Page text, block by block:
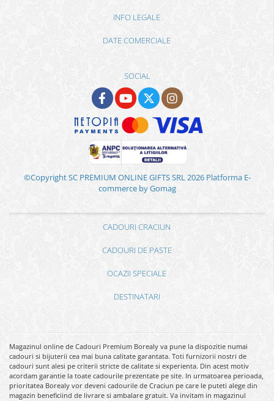
INFO LEGALE
DATE COMERCIALE
SOCIAL
©Copyright SC PREMIUM ONLINE GIFTS SRL 2026 Platforma E-
commerce by Gomag
CADOURI CRACIUN
CADOURI DE PASTE
OCAZII SPECIALE
DESTINATARI
Magazinul online de Cadouri Premium Borealy va pune la dispozitie numai
cadouri si bijuterii cea mai buna calitate garantata. Toti furnizorii nostri de
cadouri sunt alesi pe criterii stricte de calitate si experienta. Din acest motiv
acordam garantie la toate cadourile prezentate pe site. In urmatoarea perioada,
prioritatea Borealy vor deveni cadourile de Craciun pe care le puteti alege din
magazin beneficiind de livrare si ambalare gratuit. Va invitam in magazinul